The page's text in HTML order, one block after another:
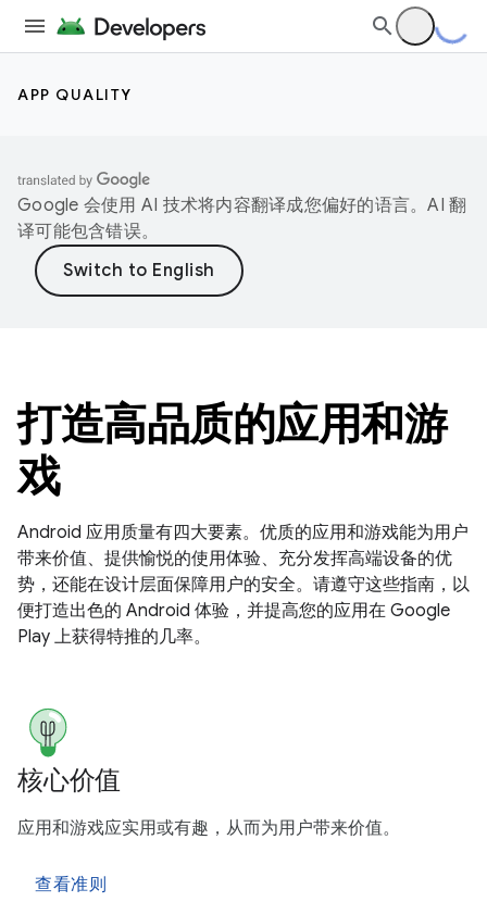
APP QUALITY
Google 会使用 AI 技术将内容翻译成您偏好的语言。AI 翻
译可能包含错误。
打造高品质的应用和游
戏
Android 应用质量有四大要素。优质的应用和游戏能为用户
带来价值、提供愉悦的使用体验、充分发挥高端设备的优
势，还能在设计层面保障用户的安全。请遵守这些指南，以
便打造出色的 Android 体验，并提高您的应用在 Google
Play 上获得特推的几率。
核心价值
应用和游戏应实用或有趣，从而为用户带来价值。
查看准则